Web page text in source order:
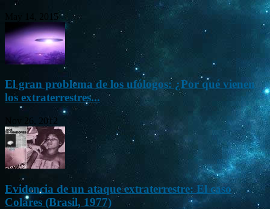
May 14, 2015
El gran problema de los ufólogos: ¿Por qué vienen
los extraterrestres...
Nov 26, 2012
Evidencia de un ataque extraterrestre: El caso
Colares (Brasil, 1977)